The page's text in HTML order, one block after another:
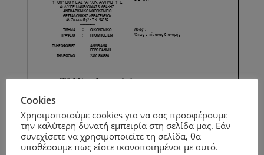
Cookies
Χρησιμοποιούμε cookies για να σας προσφέρουμε
την καλύτερη δυνατή εμπειρία στη σελίδα μας. Εάν
συνεχίσετε να χρησιμοποιείτε τη σελίδα, θα
υποθέσουμε πως είστε ικανοποιημένοι με αυτό.